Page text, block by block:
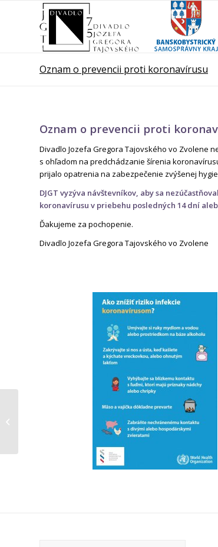
Oznam o prevencii proti koronavírusu
Oznam o prevencii proti
Divadlo Jozefa Gregora Tajovského vo Zvolene
s ohľadom na predchádzanie šírenia
prijalo opatrenia na zabezpečenie zvýšenej
DJGT vyzýva návštevníkov, aby sa
koronavírusu v priebehu posledných 14 dní
Ďakujeme za pochopenie.
Divadlo Jozefa Gregora Tajovského vo Zvolene